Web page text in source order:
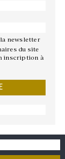
newsletter
du site
inscription à